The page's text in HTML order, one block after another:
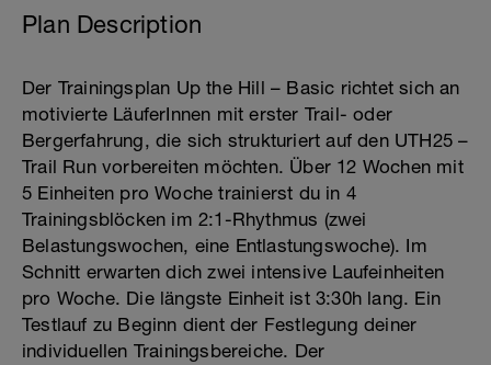
Plan Description
Der Trainingsplan Up the Hill – Basic richtet sich an
motivierte LäuferInnen mit erster Trail- oder
Bergerfahrung, die sich strukturiert auf den UTH25 –
Trail Run vorbereiten möchten. Über 12 Wochen mit
5 Einheiten pro Woche trainierst du in 4
Trainingsblöcken im 2:1-Rhythmus (zwei
Belastungswochen, eine Entlastungswoche). Im
Schnitt erwarten dich zwei intensive Laufeinheiten
pro Woche. Die längste Einheit ist 3:30h lang. Ein
Testlauf zu Beginn dient der Festlegung deiner
individuellen Trainingsbereiche. Der